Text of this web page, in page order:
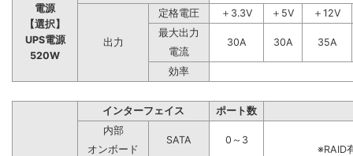
電源
【選択】
UPS電源
520W
出力
定格電圧 ＋3.3V ＋5V
＋12V
最大出力
30A
30A
35A
電流
効率
インターフェイス
ポート数
内部
SATA
0～3
オンボード
※RAID